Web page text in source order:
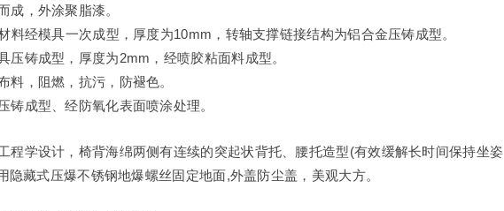
成，外涂聚脂漆。
料经模具一次成型，厚度为10mm，转轴支撑链接结构为铝合金压铸成型。
压铸成型，厚度为2mm，经喷胶粘面料成型。
料，阻燃，抗污，防褪色。
铸成型、经防氧化表面喷涂处理。
程学设计，椅背海绵两侧有连续的突起状背托、腰托造型(有效缓解长时间保持坐姿
隐藏式压爆不锈钢地爆螺丝固定地面,外盖防尘盖，美观大方。